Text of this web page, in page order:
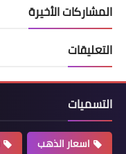
المشاركات الأخيرة
التعليقات
التسميات
اسعار الذهب